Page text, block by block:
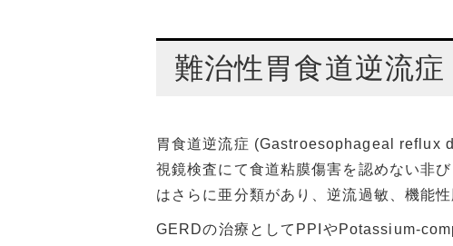
シンボルマークについて
当科における新しい取り組み
取得可能な資格
難治性胃食道逆流症
胃食道逆流症 (Gastroesophageal reflux
視鏡検査にて食道粘膜傷害を認めない非
はさらに亜分類があり、逆流過敏、機能
GERDの治療としてPPIやPotassium-